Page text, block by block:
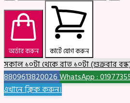
অর্ডার করুন কার্টে যোগ করুন
সকাল ১০টা থেকে রাত ১০টা (শুক্রবার
8809613820026WhatsApp :
এখানে ক্লিক করুন।